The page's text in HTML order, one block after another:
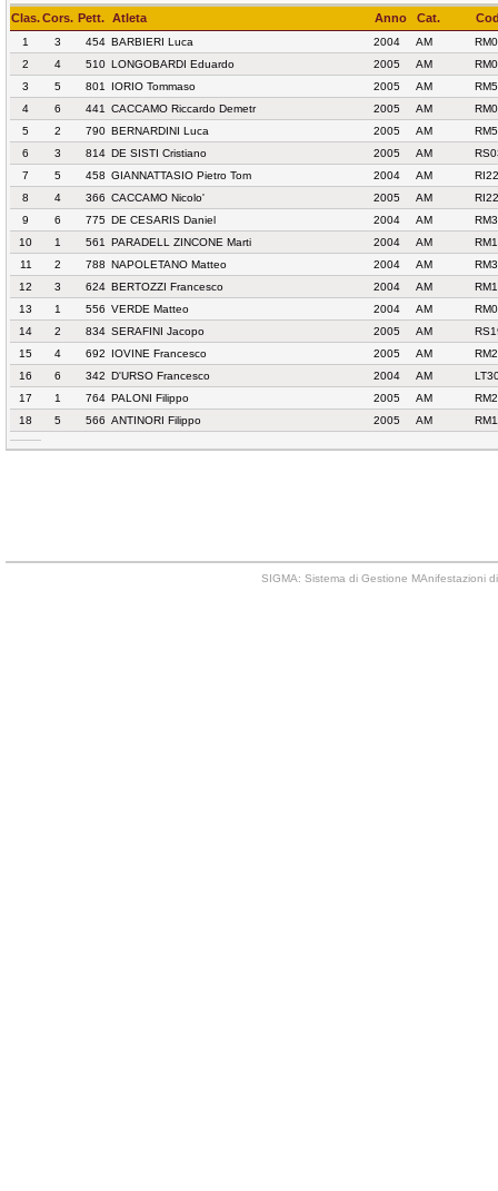
Clas.Cors. Pett. Atleta Anno Cat.
1 3 454 BARBIERI Luca 2004 AM
2
4 510 LONGOBARDI Eduardo 2005 AM
3
5 801 IORIO Tommaso 2005 AM
4
6 441 CACCAMO Riccardo Demetr 2005 AM
5
2 790 BERNARDINI Luca 2005 AM
6
3 814 DE SISTI Cristiano 2005 AM
7
5 458 GIANNATTASIO Pietro Tom 2004 AM
8
4 366 CACCAMO Nicolo' 2005 AM
9
6 775 DE CESARIS Daniel 2004 AM
10
1 561 PARADELL ZINCONE Marti 2004 AM
11
2 788 NAPOLETANO Matteo 2004 AM
12
3 624 BERTOZZI Francesco 2004 AM
13
1 556 VERDE Matteo 2004 AM
14
2 834 SERAFINI Jacopo 2005 AM
15
4 692 IOVINE Francesco 2005 AM
16
6 342 D'URSO Francesco 2004 AM
17
1 764 PALONI Filippo 2005 AM
18
5 566 ANTINORI Filippo 2005 AM
SIGMA: Sistema di Gestione MAnifestazioni